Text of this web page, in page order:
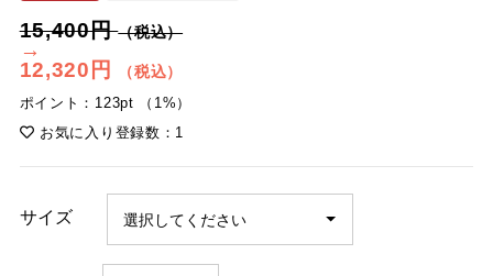
15,400円（税込）
→
12,320円
（税込）
ポイント：123pt （1%）
お気に入り登録数：1
サイズ